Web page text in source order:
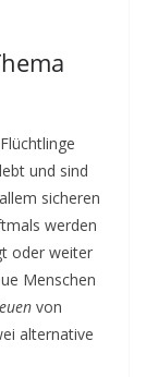
und sind
sicheren
werden
oder weiter
Menschen
von
alternative